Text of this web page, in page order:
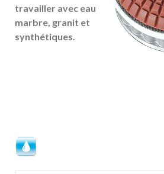
travailler avec eau
marbre, granit et
synthétiques.